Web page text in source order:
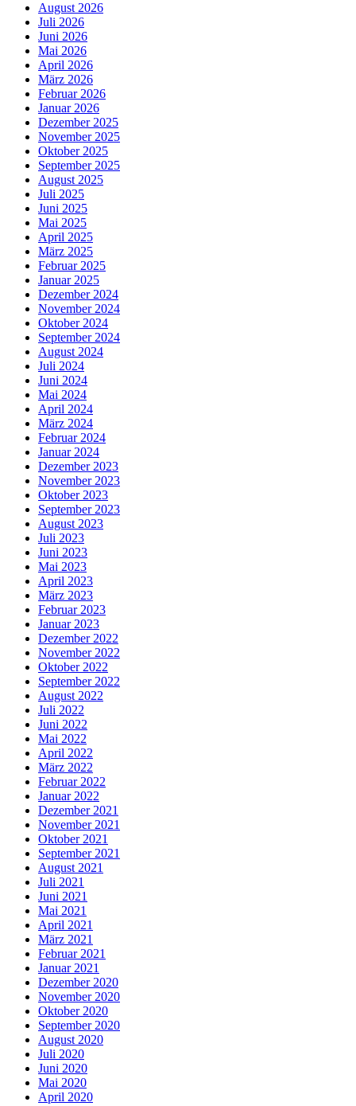
August 2026
Juli 2026
Juni 2026
Mai 2026
April 2026
März 2026
Februar 2026
Januar 2026
Dezember 2025
November 2025
Oktober 2025
September 2025
August 2025
Juli 2025
Juni 2025
Mai 2025
April 2025
März 2025
Februar 2025
Januar 2025
Dezember 2024
November 2024
Oktober 2024
September 2024
August 2024
Juli 2024
Juni 2024
Mai 2024
April 2024
März 2024
Februar 2024
Januar 2024
Dezember 2023
November 2023
Oktober 2023
September 2023
August 2023
Juli 2023
Juni 2023
Mai 2023
April 2023
März 2023
Februar 2023
Januar 2023
Dezember 2022
November 2022
Oktober 2022
September 2022
August 2022
Juli 2022
Juni 2022
Mai 2022
April 2022
März 2022
Februar 2022
Januar 2022
Dezember 2021
November 2021
Oktober 2021
September 2021
August 2021
Juli 2021
Juni 2021
Mai 2021
April 2021
März 2021
Februar 2021
Januar 2021
Dezember 2020
November 2020
Oktober 2020
September 2020
August 2020
Juli 2020
Juni 2020
Mai 2020
April 2020